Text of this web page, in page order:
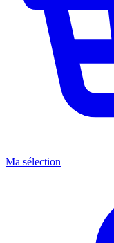
Ma sélection